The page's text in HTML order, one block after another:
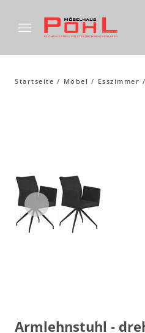
Startseite Möbel Esszimmer
Armlehnstuhl -